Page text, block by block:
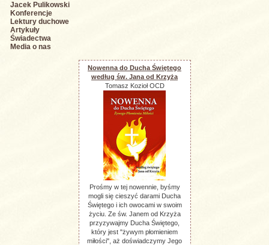
Jacek Pulikowski
Konferencje
Lektury duchowe
Artykuły
Świadectwa
Media o nas
Nowenna do Ducha Świętego
według św. Jana od Krzyża
Tomasz Kozioł OCD
Prośmy w tej nowennie, byśmy
mogli się cieszyć darami Ducha
Świętego i ich owocami w swoim
życiu. Ze św. Janem od Krzyża
przyzywajmy Ducha Świętego,
który jest "żywym płomieniem
miłości", aż doświadczymy Jego